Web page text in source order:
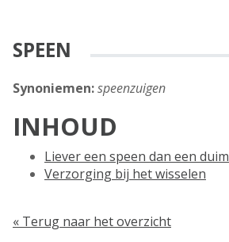
SPEEN
Synoniemen:speenzuigen
INHOUD
Liever een speen dan een duim
Verzorging bij het wisselen
« Terug naar het overzicht